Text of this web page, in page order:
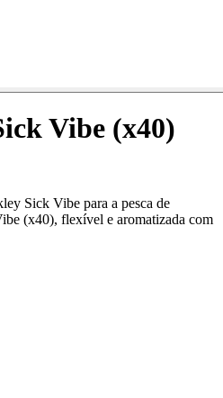
Vibe (x40)
Sick Vibe para a pesca de
(x40), flexível e aromatizada com